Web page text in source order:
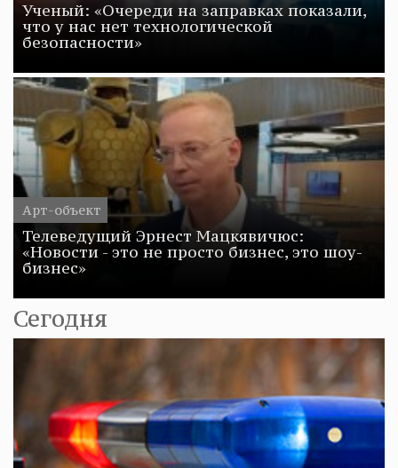
Ученый: «Очереди на заправках показали,
что у нас нет технологической
безопасности»
Арт-объект
Телеведущий Эрнест Мацкявичюс:
«Новости - это не просто бизнес, это шоу-
бизнес»
Сегодня